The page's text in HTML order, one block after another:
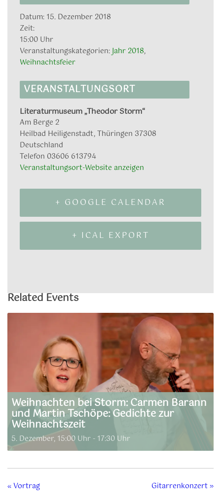
Datum: 15. Dezember 2018
Zeit:
15:00 Uhr
Veranstaltungskategorien: Jahr 2018,
Weihnachtsfeier
VERANSTALTUNGSORT
Literaturmuseum „Theodor Storm“
Am Berge 2
Heilbad Heiligenstadt,Thüringen 37308
Deutschland
Telefon 03606 613794
Veranstaltungsort-Website anzeigen
+ GOOGLE CALENDAR
+ ICAL EXPORT
Related Events
Weihnachten bei Storm: Carmen Barann
und Martin Tschöpe: Gedichte zur
Weihnachtszeit
5. Dezember, 15:00 Uhr - 17:30 Uhr
«Vortrag Gitarrenkonzert»